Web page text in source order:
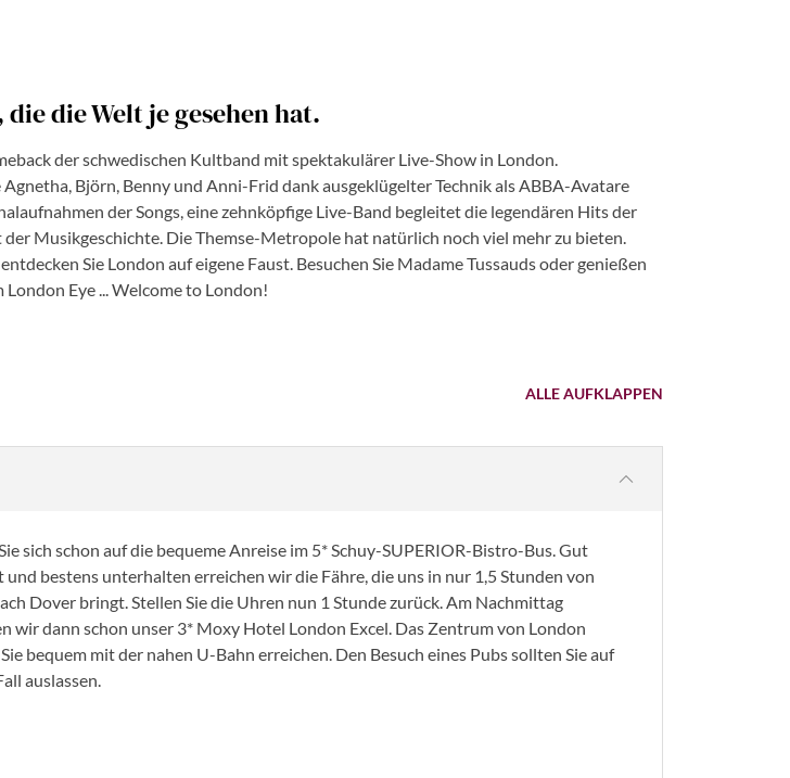
die Welt je gesehen hat.
der schwedischen Kultband mit spektakulärer Live-Show in London.
Björn, Benny und Anni-Frid dank ausgeklügelter Technik als ABBA-Avatare
der Songs, eine zehnköpfige Live-Band begleitet die legendären Hits der
Musikgeschichte. Die Themse-Metropole hat natürlich noch viel mehr zu bieten.
Sie London auf eigene Faust. Besuchen Sie Madame Tussauds oder genießen
Eye ... Welcome to London!
ALLE AUFKLAPPEN
sich schon auf die bequeme Anreise im 5* Schuy-SUPERIOR-Bistro-Bus. Gut
und bestens unterhalten erreichen wir die Fähre, die uns in nur 1,5 Stunden von
Dover bringt. Stellen Sie die Uhren nun 1 Stunde zurück. Am Nachmittag
wir dann schon unser 3* Moxy Hotel London Excel. Das Zentrum von London
bequem mit der nahen U-Bahn erreichen. Den Besuch eines Pubs sollten Sie auf
auslassen.